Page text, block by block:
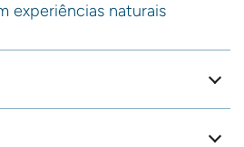
experiências naturais